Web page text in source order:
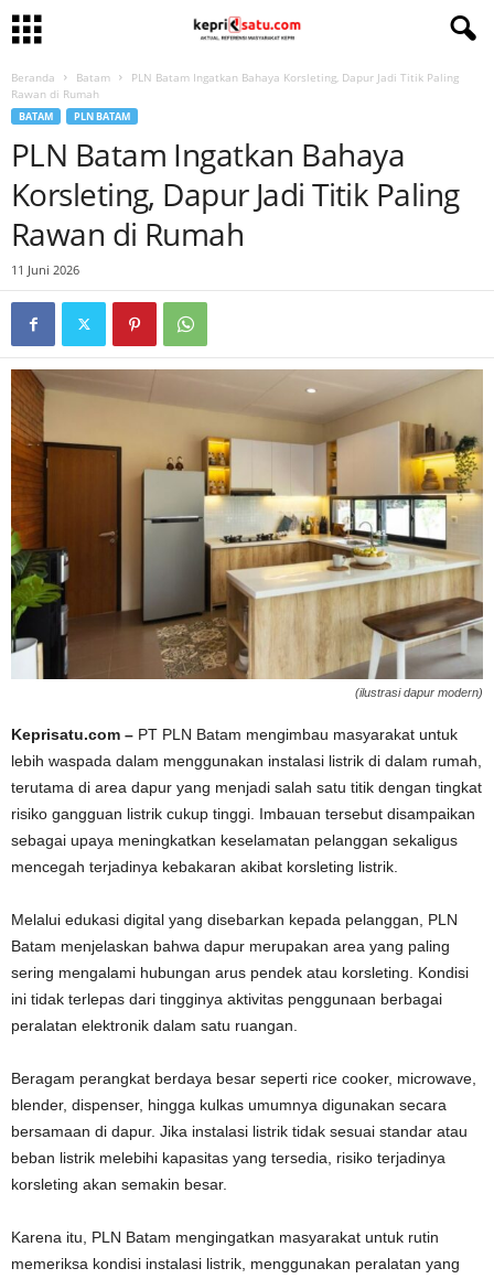
Beranda Batam
PLN Batam Ingatkan Bahaya Korsleting, Dapur Jadi Titik Paling
Rawan di Rumah
BATAM PLN BATAM
PLN Batam Ingatkan Bahaya
Korsleting, Dapur Jadi Titik Paling
Rawan di Rumah
11 Juni 2026
(ilustrasi dapur modern)
Keprisatu.com – PT PLN Batam mengimbau masyarakat untuk
lebih waspada dalam menggunakan instalasi listrik di dalam rumah,
terutama di area dapur yang menjadi salah satu titik dengan tingkat
risiko gangguan listrik cukup tinggi. Imbauan tersebut disampaikan
sebagai upaya meningkatkan keselamatan pelanggan sekaligus
mencegah terjadinya kebakaran akibat korsleting listrik.
Melalui edukasi digital yang disebarkan kepada pelanggan, PLN
Batam menjelaskan bahwa dapur merupakan area yang paling
sering mengalami hubungan arus pendek atau korsleting. Kondisi
ini tidak terlepas dari tingginya aktivitas penggunaan berbagai
peralatan elektronik dalam satu ruangan.
Beragam perangkat berdaya besar seperti rice cooker, microwave,
blender, dispenser, hingga kulkas umumnya digunakan secara
bersamaan di dapur. Jika instalasi listrik tidak sesuai standar atau
beban listrik melebihi kapasitas yang tersedia, risiko terjadinya
korsleting akan semakin besar.
Karena itu, PLN Batam mengingatkan masyarakat untuk rutin
memeriksa kondisi instalasi listrik, menggunakan peralatan yang